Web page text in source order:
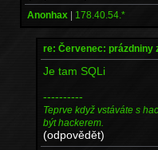
Anonhax | 178.40.54.*
re: Červenec: prázdniny
Je tam SQLi
----------
Teprve když vstáváte s
být hackerem.
(odpovědět)